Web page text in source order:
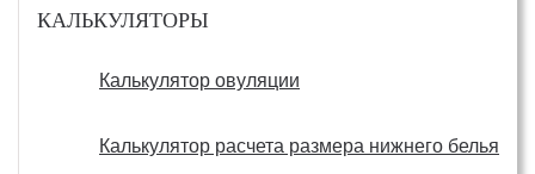
КАЛЬКУЛЯТОРЫ
Калькулятор овуляции
Калькулятор расчета размера нижнего белья